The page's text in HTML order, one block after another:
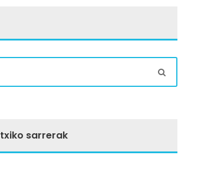
sarrerak